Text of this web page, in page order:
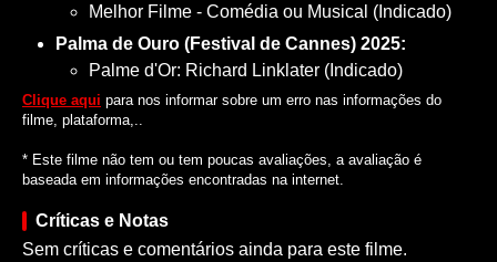
Melhor Filme - Comédia ou Musical (Indicado)
Palma de Ouro (Festival de Cannes) 2025:
Palme d'Or: Richard Linklater (Indicado)
Clique aqui para nos informar sobre um erro nas informações do
filme, plataforma,..
* Este filme não tem ou tem poucas avaliações, a avaliação é
baseada em informações encontradas na internet.
Críticas e Notas
Sem críticas e comentários ainda para este filme.